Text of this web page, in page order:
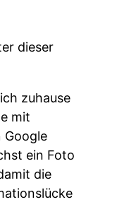
dieser
zuhause
mit
Google
ein Foto
die